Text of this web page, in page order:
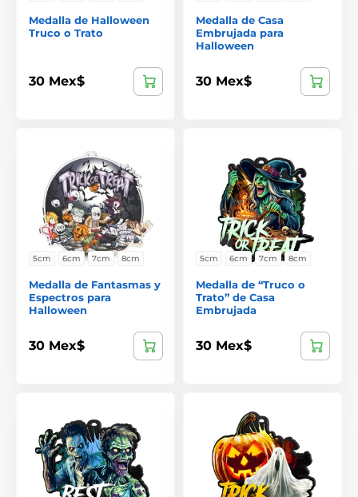
Medalla de Halloween
Truco o Trato
30 Mex$
Medalla de Casa
Embrujada para
Halloween
30 Mex$
5cm 6cm 7cm 8cm
Medalla de Fantasmas y
Espectros para
Halloween
30 Mex$
5cm 6cm 7cm 8cm
Medalla de “Truco o
Trato” de Casa
Embrujada
30 Mex$